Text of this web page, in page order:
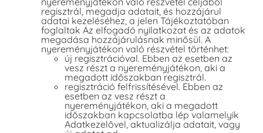
regisztrál, megadja adatait, és hozzájárul
adatai kezeléséhez, a jelen Tájékoztatóban
foglaltak Az elfogadó nyilatkozat és az adatok
megadása hozzájárulásnak minősül. A
nyereményjátékon való részvétel történhet:
új regisztrációval. Ebben az esetben az
vesz részt a nyereményjátékon, aki a
megadott időszakban regisztrál.
regisztráció felfrissítésével. Ebben az
esetben az vesz részt a
nyereményjátékon, aki a megadott
időszakban kapcsolatba lép valamelyik
Adatkezelővel, aktualizálja adatait, vagy